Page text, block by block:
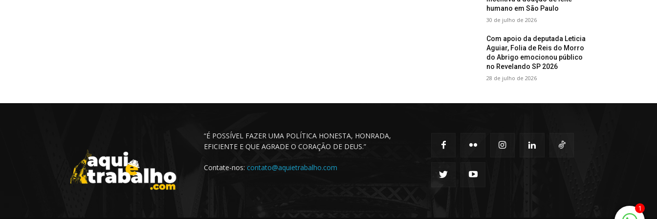
humano em São Paulo
30 de julho de 2026
Com apoio da deputada Leticia
Aguiar, Folia de Reis do Morro
do Abrigo emocionou público
no Revelando SP 2026
28 de julho de 2026
“É POSSÍVEL FAZER UMA POLÍTICA HONESTA, HONRADA,
EFICIENTE E QUE AGRADE O CORAÇÃO DE DEUS.”
Contate-nos: contato@aquietrabalho.com
1